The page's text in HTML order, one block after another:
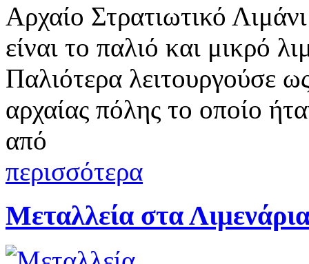
Αρχαίο Στρατιωτικό
είναι το παλιό και μικρό
Παλιότερα λειτουργούσε
αρχαίας πόλης το οποίο
από
περισσότερα
Μεταλλεία στα